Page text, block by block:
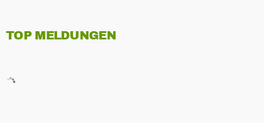
TOP MELDUNGEN